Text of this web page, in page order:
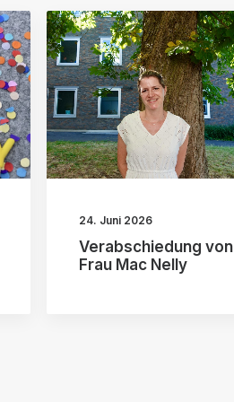
24. Juni 2026
Verabschiedung von
Frau Mac Nelly